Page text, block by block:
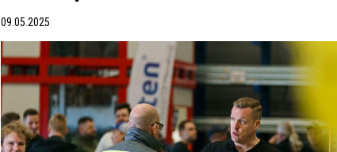
09.05.2025